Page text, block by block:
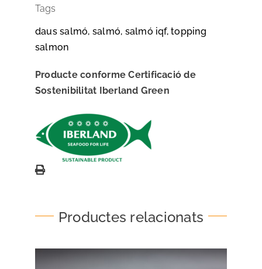
Tags
daus salmó, salmó, salmó iqf, topping
salmon
Producte conforme Certificació de
Sostenibilitat Iberland Green
Productes relacionats